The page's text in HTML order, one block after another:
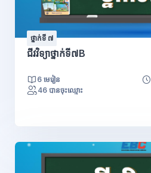
ថ្នាក់ទី ៧
ជីវវិទ្យាថ្នាក់ទី៧B
6 មេរៀន
46 បានចុះឈ្មោះ